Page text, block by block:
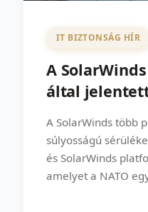
IT BIZTONSÁG HÍR
A
által
A SolarWinds több
súlyosságú
és SolarWinds
amelyet a NATO